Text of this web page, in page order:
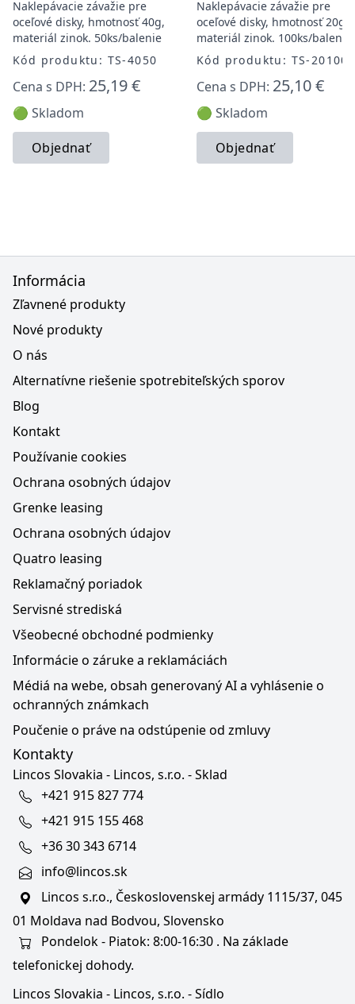
Naklepávacie závažie pre
oceľové disky, hmotnosť 40g,
materiál zinok. 50ks/balenie
Kód produktu: TS-4050
Cena s DPH: 25,19 €
🟢 Skladom
Objednať
Naklepávacie závažie pre
oceľové disky, hmotnosť 20g,
materiál zinok. 100ks/balenie
Kód produktu: TS-20100
Cena s DPH: 25,10 €
🟢 Skladom
Objednať
Informácia
Zľavnené produkty
Nové produkty
O nás
Alternatívne riešenie spotrebiteľských sporov
Blog
Kontakt
Používanie cookies
Ochrana osobných údajov
Grenke leasing
Ochrana osobných údajov
Quatro leasing
Reklamačný poriadok
Servisné strediská
Všeobecné obchodné podmienky
Informácie o záruke a reklamáciách
Médiá na webe, obsah generovaný AI a vyhlásenie o
ochranných známkach
Poučenie o práve na odstúpenie od zmluvy
Kontakty
Lincos Slovakia - Lincos, s.r.o. - Sklad
+421 915 827 774
+421 915 155 468
+36 30 343 6714
info@lincos.sk
Lincos s.r.o., Československej armády 1115/37, 045
01 Moldava nad Bodvou, Slovensko
Pondelok - Piatok: 8:00-16:30 . Na základe
telefonickej dohody.
Lincos Slovakia - Lincos, s.r.o. - Sídlo